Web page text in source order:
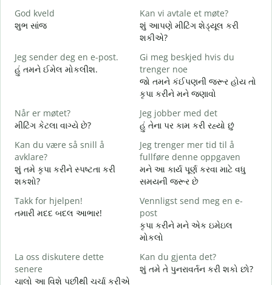
God kveld
શુભ સાંજ
Kan vi avtale et møte?
શું આપણે મીટિંગ શેડ્યૂલ કરી
શકીએ?
Jeg sender deg en e-post.
હું તમને ઈમેલ મોકલીશ.
Gi meg beskjed hvis du
trenger noe
જો તમને કંઈપણની જરૂર હોય તો
કૃપા કરીને મને જણાવો
Når er møtet?
મીટિંગ કેટલા વાગ્યે છે?
Jeg jobber med det
હું તેના પર કામ કરી રહ્યો છું
Kan du være så snill å
avklare?
શું તમે કૃપા કરીને સ્પષ્ટતા કરી
શકશો?
Jeg trenger mer tid til å
fullføre denne oppgaven
મને આ કાર્ય પૂર્ણ કરવા માટે વધુ
સમયની જરૂર છે
Takk for hjelpen!
તમારી મદદ બદલ આભાર!
Vennligst send meg en e-
post
કૃપા કરીને મને એક ઇમેઇલ
મોકલો
La oss diskutere dette
senere
ચાલો આ વિશે પછીથી ચર્ચા કરીએ
Kan du gjenta det?
શું તમે તે પુનરાવર્તન કરી શકો છો?